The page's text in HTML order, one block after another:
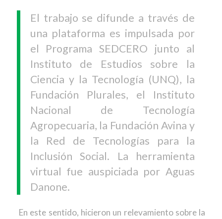
El trabajo se difunde a través de
una plataforma es impulsada por
el Programa SEDCERO junto al
Instituto de Estudios sobre la
Ciencia y la Tecnología (UNQ), la
Fundación Plurales, el Instituto
Nacional de Tecnología
Agropecuaria, la Fundación Avina y
la Red de Tecnologías para la
Inclusión Social. La herramienta
virtual fue auspiciada por Aguas
Danone.
En este sentido, hicieron un relevamiento sobre la